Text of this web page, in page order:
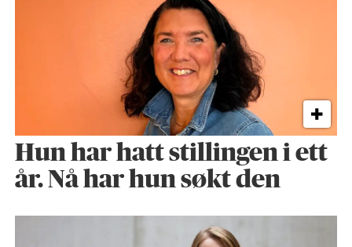
Hun har hatt stillingen i ett
år. Nå har hun søkt den